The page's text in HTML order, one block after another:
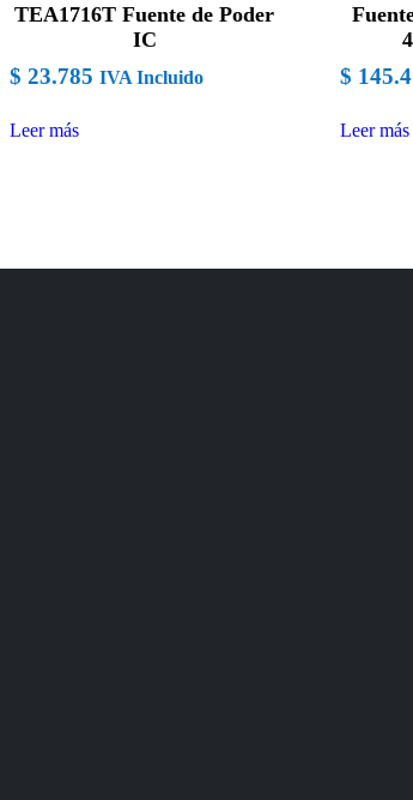
TEA1716T Fuente de Poder
IC
$ 23.785 IVA Incluido
Leer más
$
Leer más